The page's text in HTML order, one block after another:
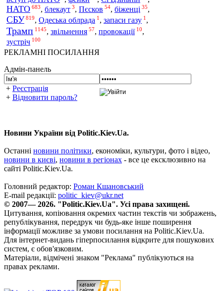
НАТО 683, блекаут 3, Пєсков 54, біженці 35,
СБУ 819, Одеська облрада 1 , запаси газу 1 ,
Трамп 1145, звільнення 57, провокації 10,
зустріч 100
РЕКЛАМНІ ПОСИЛАННЯ
Адмін-панель
+ Реєстрація
+ Відновити пароль?
Новини України від Politic.Kiev.Ua.
Останні новини політики, економіки, культури, фото і відео,
новини в києві, новини в регіонах - все це ексклюзивно на
сайті Politic.Kiev.Ua.
Головний редактор: Роман Кшановський
E-mail редакції: politic_kiev@ukr.net
© 2007— 2026. "Politic.Kiev.Ua". Усі права захищені.
Цитування, копіювання окремих частин текстів чи зображень,
републікування, передрук чи будь-яке інше поширення
інформації можливе за умови посилання на Politic.Kiev.Ua.
Для інтернет-видань гіперпосилання відкрите для пошукових
систем, є обов'язковим.
Матеріали, відмічені знаком "Реклама" публікуються на
правах реклами.